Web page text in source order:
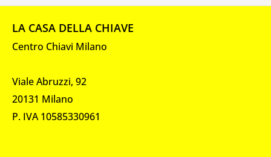
LA CASA DELLA CHIAVE
Centro Chiavi Milano
Viale Abruzzi, 92
20131 Milano
P. IVA 10585330961